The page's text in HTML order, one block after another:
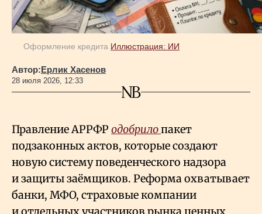
Оформление кредита Иллюстрация: ИИ
Автор:Ерлик Хасенов
28 июля 2026, 12:33
Правление АРРФР одобрилопакет
подзаконных актов, которые создают
новую систему поведенческого надзора
и защиты заёмщиков. Реформа охватывает
банки, МФО, страховые компании